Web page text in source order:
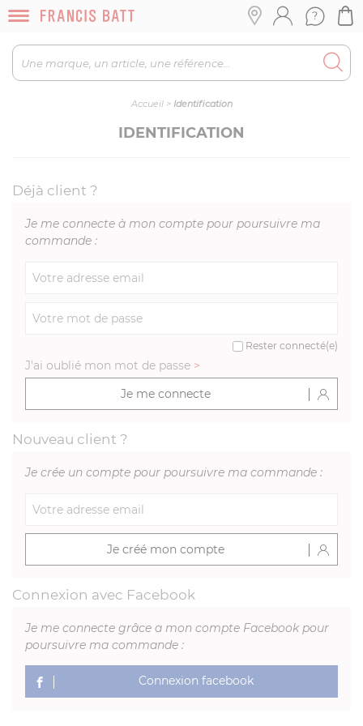
Accueil> Identification
IDENTIFICATION
Déjà client ?
Je me connecte à mon compte pour poursuivre ma
commande :
Rester connecté(e)
J'ai oublié mon mot de passe >
Je me connecte
Nouveau client ?
Je crée un compte pour poursuivre ma commande :
Je créé mon compte
Connexion avec Facebook
Je me connecte grâce a mon compte Facebook pour
poursuivre ma commande :
Connexion facebook